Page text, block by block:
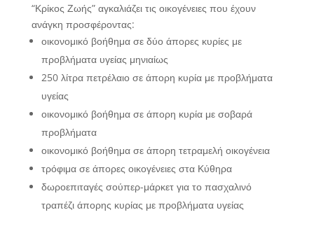
“Κρίκος Ζωής” αγκαλιάζει τις οικογένειες που έχουν
ανάγκη προσφέροντας:
οικονομικό βοήθημα σε δύο άπορες κυρίες με
προβλήματα υγείας μηνιαίως
250 λίτρα πετρέλαιο σε άπορη κυρία με προβλήματα
υγείας
οικονομικό βοήθημα σε άπορη κυρία με σοβαρά
προβλήματα
οικονομικό βοήθημα σε άπορη τετραμελή οικογένεια
τρόφιμα σε άπορες οικογένειες στα Κύθηρα
δωροεπιταγές σούπερ-μάρκετ για το πασχαλινό
τραπέζι άπορης κυρίας με προβλήματα υγείας